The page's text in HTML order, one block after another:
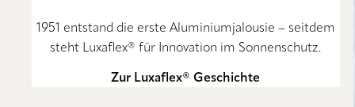
1951 entstand die erste Aluminiumjalousie – seitdem
steht Luxaflex® für Innovation im Sonnenschutz.
Zur Luxaflex® Geschichte